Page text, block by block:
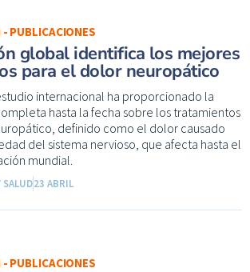
PUBLICACIONES
global identifica los mejores
para el dolor neuropático
internacional ha proporcionado la
hasta la fecha sobre los tratamientos
definido como el dolor causado
del sistema nervioso, que afecta hasta el
mundial.
SALUD23 ABRIL
PUBLICACIONES